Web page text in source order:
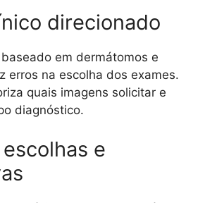
direcionado
em dermátomos e
erros na escolha dos exames.
quais imagens solicitar e
diagnóstico.
e